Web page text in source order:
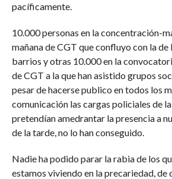
pacíficamente.
10.000 personas en la concentración-
mañana de CGT que confluyo con la de
barrios y otras 10.000 en la
de CGT a la que han asistido grupos
pesar de hacerse publico en todos los
comunicación las cargas policiales de la
pretendían amedrantar la presencia a
de la tarde, no lo han conseguido.
Nadie ha podido parar la rabia de los
estamos viviendo en la precariedad, de